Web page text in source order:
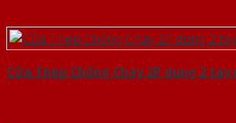
Cửa Thép Chống Cháy 2P dung 2 tay